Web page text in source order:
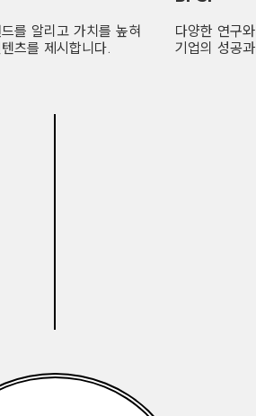
를 알리고 가치를 높혀
츠를 제시합니다.
다양한 연구
기업의 성공